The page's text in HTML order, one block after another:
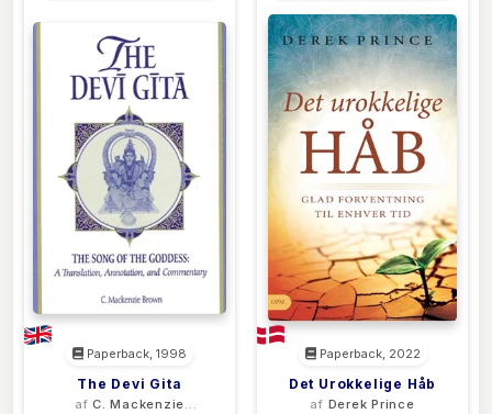
Paperback, 1998
The Devi Gita
afC. Mackenzie
Paperback, 2022
Det Urokkelige Håb
af Derek Prince